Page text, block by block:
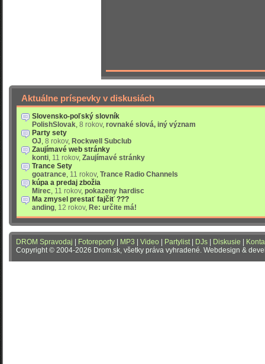
Aktuálne príspevky v diskusiách
Slovensko-poľský slovník
PolishSlovak, 8 rokov, rovnaké slová, iný význam
Party sety
OJ, 8 rokov, Rockwell Subclub
Zaujímavé web stránky
konti, 11 rokov, Zaujímavé stránky
Trance Sety
goatrance, 11 rokov, Trance Radio Channels
kúpa a predaj zbožia
Mirec, 11 rokov, pokazeny hardisc
Ma zmysel prestať fajčiť ???
anding, 12 rokov, Re: určite má!
DROM Spravodaj Fotoreporty MP3 Video Partylist| DJs Diskusie
Copyright © 2004-2026 Drom.sk, všetky práva vyhradené. Webdesign &